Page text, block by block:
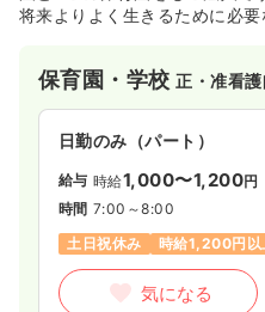
将来よりよく生きるために必
保育園・学校正・准看
日勤のみ（パート）
給与 時給1,000〜1,200円
時間 7:00～8:00
土日祝休み
時給1,200円以
気になる